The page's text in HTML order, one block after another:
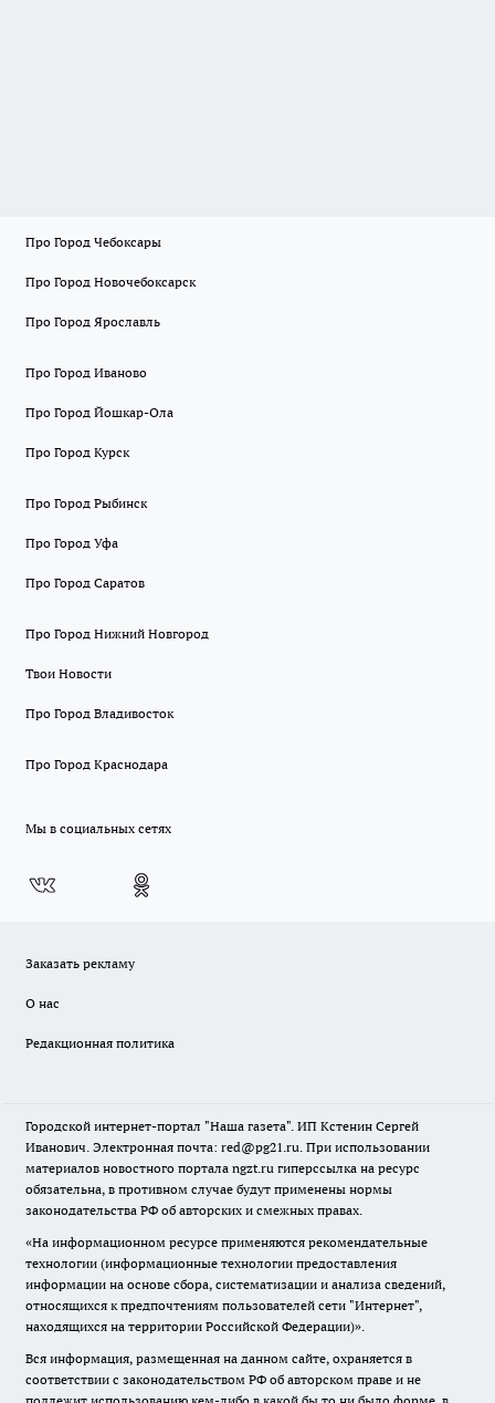
Про Город Чебоксары
Про Город Новочебоксарск
Про Город Ярославль
Про Город Иваново
Про Город Йошкар-Ола
Про Город Курск
Про Город Рыбинск
Про Город Уфа
Про Город Саратов
Про Город Нижний Новгород
Твои Новости
Про Город Владивосток
Про Город Краснодара
Мы в социальных сетях
Заказать рекламу
О нас
Редакционная политика
Городской интернет-портал "Наша газета". ИП Кстенин Сергей
Иванович. Электронная почта: red@pg21.ru. При использовании
материалов новостного портала ngzt.ru гиперссылка на ресурс
обязательна, в противном случае будут применены нормы
законодательства РФ об авторских и смежных правах.
«На информационном ресурсе применяются рекомендательные
технологии (информационные технологии предоставления
информации на основе сбора, систематизации и анализа сведений,
относящихся к предпочтениям пользователей сети "Интернет",
находящихся на территории Российской Федерации)».
Вся информация, размещенная на данном сайте, охраняется в
соответствии с законодательством РФ об авторском праве и не